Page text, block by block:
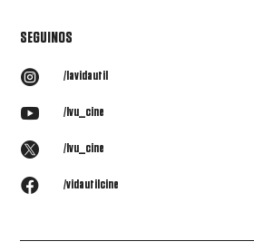
SEGUINOS
 /lavidautil
 /lvu_cine
 /lvu_cine
 /vidautilcine